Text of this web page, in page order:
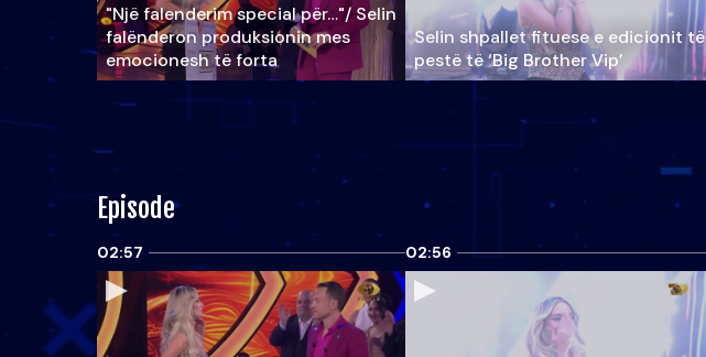
"Një falenderim special për…"/ Selin
falënderon produksionin mes
emocionesh të forta
Selin shpallet fituese e edicionit të
pestë të ‘Big Brother Vip’
Episode
02:57 02:56